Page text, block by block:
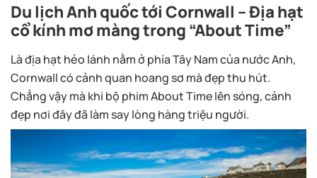
Du lịch Anh quốc tới Cornwall – Địa hạt
cổ kính mơ màng trong “About Time”
Là địa hạt hẻo lánh nằm ở phía Tây Nam của nước Anh,
Cornwall có cảnh quan hoang sơ mà đẹp thu hút.
Chẳng vậy mà khi bộ phim About Time lên sóng, cảnh
đẹp nơi đây đã làm say lòng hàng triệu người.